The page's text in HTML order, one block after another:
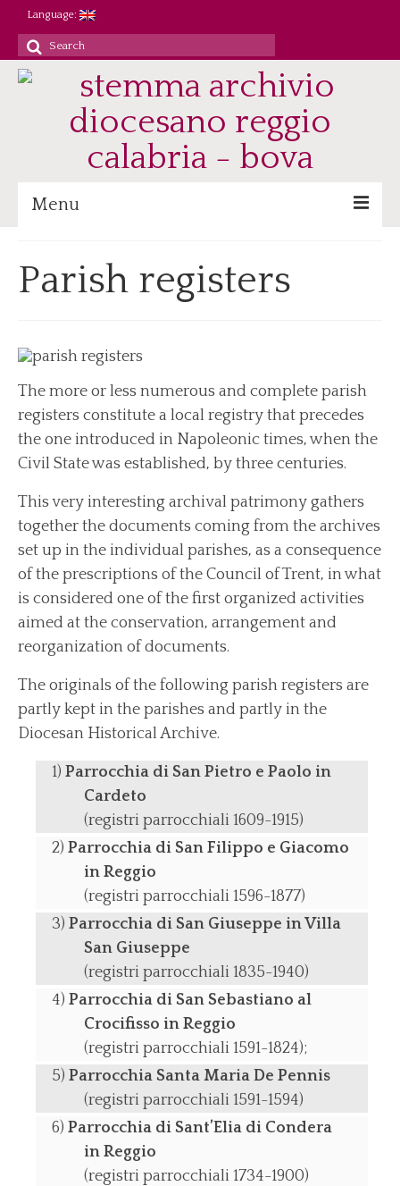
Language:
Search
for:
Menu
Heritage/Staff
News
Archive News
Events
Archive Events
Contact us
Find us/Messages
Parish registers
The more or less numerous and complete parish
registers constitute a local registry that precedes
the one introduced in Napoleonic times, when the
Civil State was established, by three centuries.
This very interesting archival patrimony gathers
together the documents coming from the archives
set up in the individual parishes, as a consequence
of the prescriptions of the Council of Trent, in what
is considered one of the first organized activities
aimed at the conservation, arrangement and
reorganization of documents.
The originals of the following parish registers are
partly kept in the parishes and partly in the
Diocesan Historical Archive.
Parrocchia di San Pietro e Paolo in
Cardeto
(registri parrocchiali 1609-1915)
Parrocchia di San Filippo e Giacomo
in Reggio
(registri parrocchiali 1596-1877)
Parrocchia di San Giuseppe in Villa
San Giuseppe
(registri parrocchiali 1835-1940)
Parrocchia di San Sebastiano al
Crocifisso in Reggio
(registri parrocchiali 1591-1824);
Parrocchia Santa Maria De Pennis
(registri parrocchiali 1591-1594)
Parrocchia di Sant’Elia di Condera
in Reggio
(registri parrocchiali 1734-1900)